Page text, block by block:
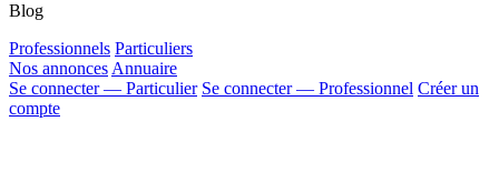
Blog
Professionnels Particuliers
Nos annonces Annuaire
Se connecter — Particulier Se connecter — Professionnel Créer un
compte